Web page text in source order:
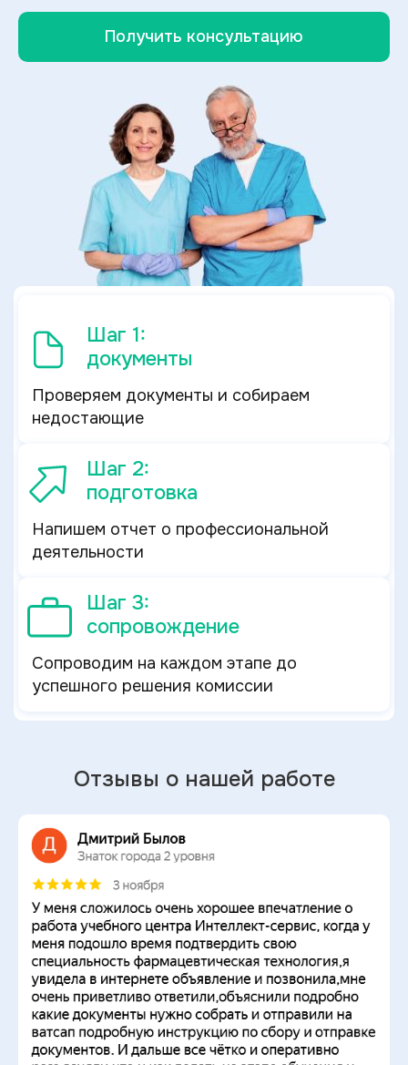
Получить консультацию
Шаг 1:
документы
Проверяем документы и собираем
недостающие
Шаг 2:
подготовка
Напишем отчет о профессиональной
деятельности
Шаг 3:
сопровождение
Сопроводим на каждом этапе до
успешного решения комиссии
Отзывы о нашей работе